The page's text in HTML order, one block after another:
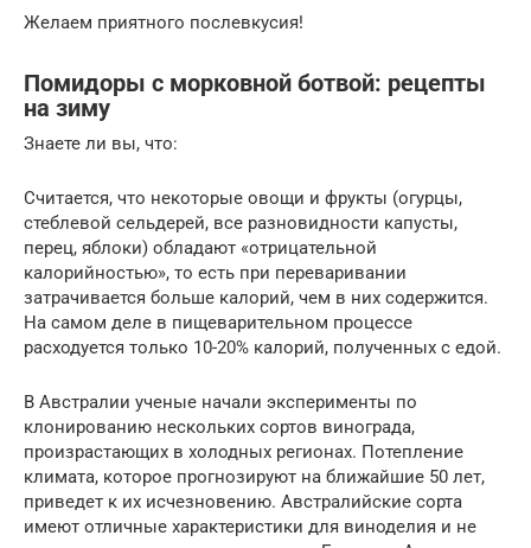
Желаем приятного послевкусия!
Помидоры с морковной ботвой: рецепты
на зиму
Знаете ли вы, что:
Считается, что некоторые овощи и фрукты (огурцы,
стеблевой сельдерей, все разновидности капусты,
перец, яблоки) обладают «отрицательной
калорийностью», то есть при переваривании
затрачивается больше калорий, чем в них содержится.
На самом деле в пищеварительном процессе
расходуется только 10-20% калорий, полученных с едой.
В Австралии ученые начали эксперименты по
клонированию нескольких сортов винограда,
произрастающих в холодных регионах. Потепление
климата, которое прогнозируют на ближайшие 50 лет,
приведет к их исчезновению. Австралийские сорта
имеют отличные характеристики для виноделия и не